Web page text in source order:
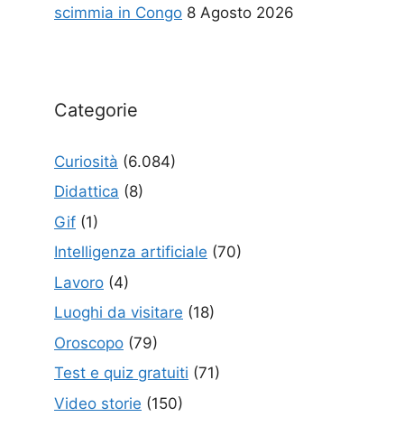
scimmia in Congo 8 Agosto 2026
Categorie
Curiosità (6.084)
Didattica (8)
Gif (1)
Intelligenza artificiale (70)
Lavoro (4)
Luoghi da visitare (18)
Oroscopo (79)
Test e quiz gratuiti (71)
Video storie (150)